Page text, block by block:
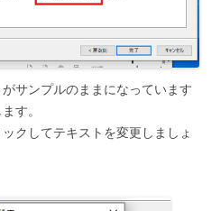
サンプルのままになっています
す。
クしてテキストを変更しましょ